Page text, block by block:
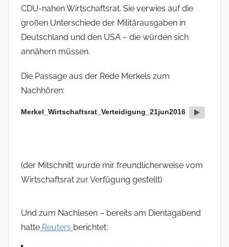
CDU-nahen Wirtschaftsrat. Sie verwies auf die
großen Unterschiede der Militärausgaben in
Deutschland und den USA – die würden sich
annähern müssen.
Die Passage aus der Rede Merkels zum
Nachhören:
Merkel_Wirtschaftsrat_Verteidigung_21jun2016
(der Mitschnitt wurde mir freundlicherweise vom
Wirtschaftsrat zur Verfügung gestellt)
Und zum Nachlesen – bereits am Dientagabend
hatte Reuters berichtet: